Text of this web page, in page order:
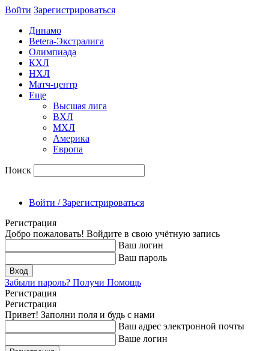
Войти Зарегиcтрироваться
Динамо
Betera-Экстралига
Олимпиада
КХЛ
НХЛ
Матч-центр
Еще
Высшая лига
ВХЛ
МХЛ
Америка
Европа
Поиск
Войти / Зарегистрироваться
Регистрация
Добро пожаловать! Войдите в свою учётную запись
Ваш логин
Ваш пароль
Забыли пароль? Получи Помощь
Регистрация
Регистрация
Привет! Заполни поля и будь с нами
Ваш адрес электронной почты
Ваше логин